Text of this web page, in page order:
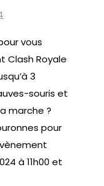
vous
Clash Royale
3
souris et
marche ?
pour
à 11h00 et